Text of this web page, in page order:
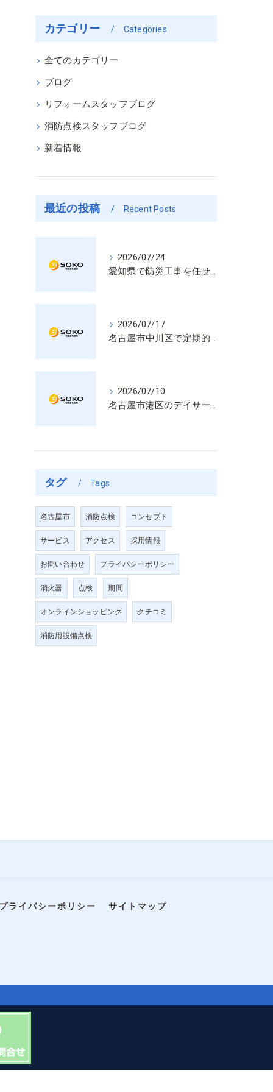
カテゴリー Categories
全てのカテゴリー
ブログ
リフォームスタッフブログ
消防点検スタッフブログ
新着情報
最近の投稿 Recent Posts
2026/07/24
愛知県で防災工事を任せるなら経験と技術で安心を提供する老舗業者
2026/07/17
名古屋市中川区で定期的な消防設備点検や整備はいざという時の命を守る安心管理
2026/07/10
名古屋市港区のデイサービス消防設備点検は消火器具や誘導灯も丁寧に作業を進めます
タグ Tags
名古屋市 消防点検 コンセプト
サービス アクセス 採用情報
お問い合わせ プライバシーポリシー
消火器 点検 期間
オンラインショッピング クチコミ
消防用設備点検
プライバシーポリシー サイトマップ